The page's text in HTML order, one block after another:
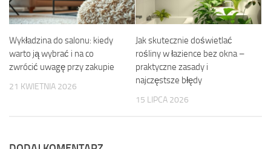
Wykładzina do salonu: kiedy
warto ją wybrać i na co
zwrócić uwagę przy zakupie
21 KWIETNIA 2026
Jak skutecznie doświetlać
rośliny w łazience bez okna –
praktyczne zasady i
najczęstsze błędy
15 LIPCA 2026